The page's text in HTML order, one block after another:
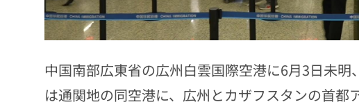
中国南部広東省の広州白雲国際空港に6月3日未
は通関地の同空港に、広州とカザフスタンの首都